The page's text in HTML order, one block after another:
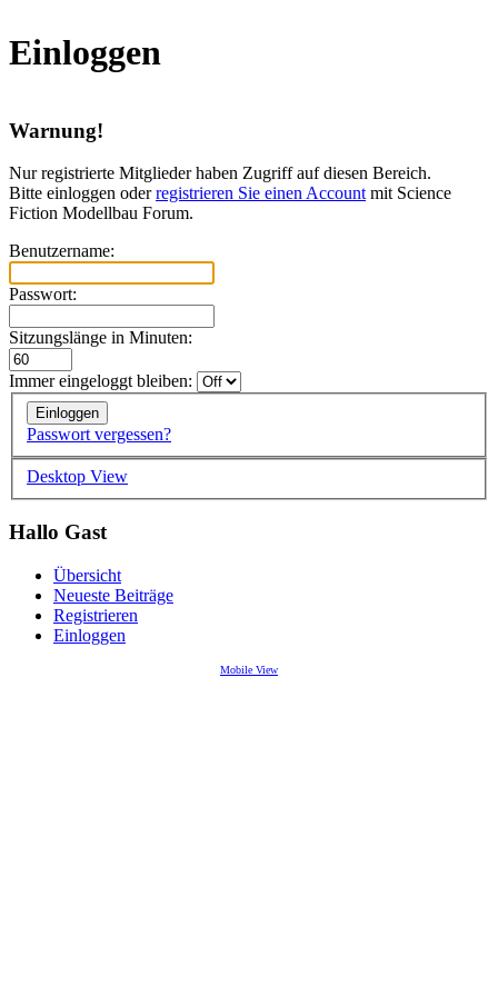
Einloggen
Warnung!
Nur registrierte Mitglieder haben Zugriff auf diesen Bereich.
Bitte einloggen oderregistrieren Sie einen Account mit Science
Fiction Modellbau Forum.
Benutzername:
Passwort:
Sitzungslänge in Minuten:
Immer eingeloggt bleiben:
Passwort vergessen?
Desktop View
Hallo Gast
Übersicht
Neueste Beiträge
Registrieren
Einloggen
Mobile View